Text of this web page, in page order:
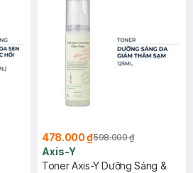
478.000 ₫598.000 ₫
Axis-Y
Toner Axis-Y Dưỡng Sáng &